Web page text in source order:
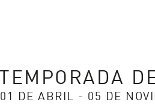
TEMPORADA
01 DE ABRIL - 05 DE